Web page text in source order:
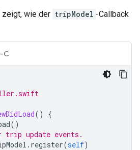
wie der tripModel -Callback
C
()
{
()
update events.
. register(self)